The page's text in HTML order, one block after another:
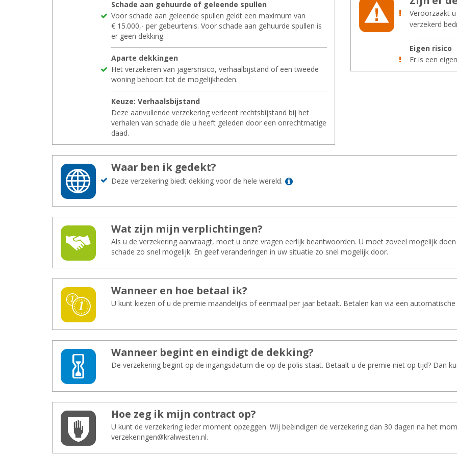
Scha­de aan ge­huur­de of ge­leen­de spul­len
Voor schade aan geleende spullen geldt een maximum van
€ 15.000,- per gebeurtenis. Voor schade aan gehuurde spullen is
er geen dekking.
Apar­te dek­kin­gen
Het verzekeren van jagersrisico, verhaalbijstand of een tweede
woning behoort tot de mogelijkheden.
Keuze: Ver­haals­bij­stand
Deze aanvullende verzekering verleent rechtsbijstand bij het
verhalen van schade die u heeft geleden door een onrechtmatige
daad.
Veroorzaakt
verzekerd
Eigen ri­si­co
Er is een
Waar ben ik ge­dekt?
Deze verzekering biedt dekking voor de hele wereld. Lees meer
Wat zijn mijn ver­plich­tin­gen?
Als u de verzekering aanvraagt, moet u onze vragen eerlijk beantwoorden. U moet zoveel mogelijk
schade zo snel mogelijk. En geef veranderingen in uw situatie zo snel mogelijk door.
Wan­neer en hoe be­taal ik?
U kunt kiezen of u de premie maandelijks of eenmaal per jaar betaalt. Betalen kan via een
Wan­neer be­gint en ein­digt de dek­king?
De verzekering begint op de ingangsdatum die op de polis staat. Betaalt u de premie niet op tijd? Dan
Hoe zeg ik mijn con­tract op?
U kunt de verzekering ieder moment opzeggen. Wij beëindigen de verzekering dan 30 dagen na het
verzekeringen@kralwesten.nl.